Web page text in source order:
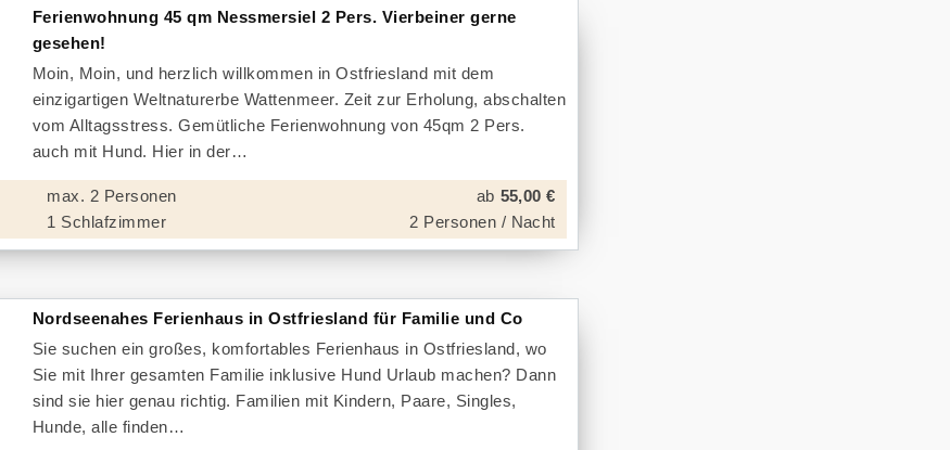
Ferienwohnung 45 qm Nessmersiel 2 Pers. Vierbeiner gerne
gesehen!
Moin, Moin, und herzlich willkommen in Ostfriesland mit dem
einzigartigen Weltnaturerbe Wattenmeer. Zeit zur Erholung, abschalten
vom Alltagsstress. Gemütliche Ferienwohnung von 45qm 2 Pers.
auch mit Hund. Hier in der
max. 2 Personen
1 Schlafzimmer
ab 55,00 €
2 Personen / Nacht
Nordseenahes Ferienhaus in Ostfriesland für Familie und Co
Sie suchen ein großes, komfortables Ferienhaus in Ostfriesland, wo
Sie mit Ihrer gesamten Familie inklusive Hund Urlaub machen? Dann
sind sie hier genau richtig. Familien mit Kindern, Paare, Singles,
Hunde, alle finden